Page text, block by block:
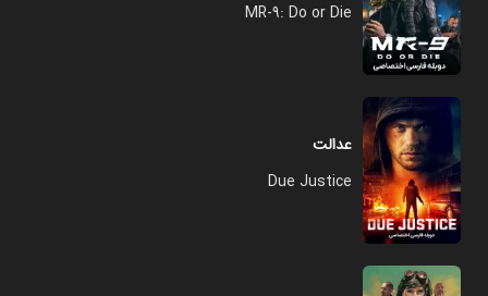
MR-9: Do or Die
عدالت
Due Justice